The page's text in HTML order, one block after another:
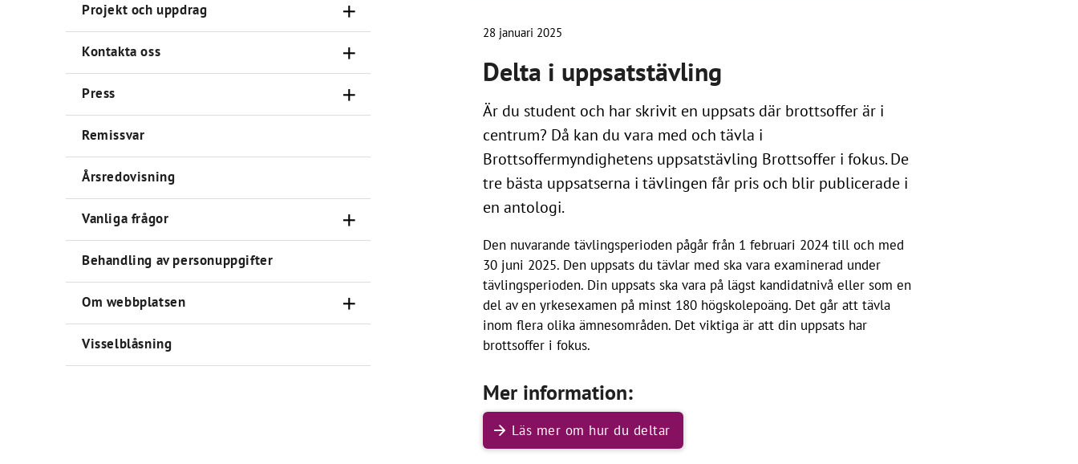
Projekt och uppdrag
Kontakta oss
Press
Remissvar
Årsredovisning
Vanliga frågor
Behandling av personuppgifter
Om webbplatsen
Visselblåsning
28 januari 2025
Delta i uppsatstävling
Är du student och har skrivit en uppsats där brottsoffer är i
centrum? Då kan du vara med och tävla i
Brottsoffermyndighetens uppsatstävling Brottsoffer i fokus. De
tre bästa uppsatserna i tävlingen får pris och blir publicerade i
en antologi.
Den nuvarande tävlingsperioden pågår från 1 februari 2024 till och med
30 juni 2025. Den uppsats du tävlar med ska vara examinerad under
tävlingsperioden. Din uppsats ska vara på lägst kandidatnivå eller som en
del av en yrkesexamen på minst 180 högskolepoäng. Det går att tävla
inom flera olika ämnesområden. Det viktiga är att din uppsats har
brottsoffer i fokus.
Mer information:
Läs mer om hur du deltar